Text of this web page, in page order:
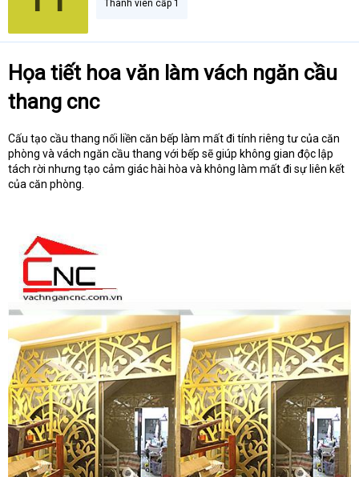
Thành viên cấp 1
Họa tiết hoa văn làm vách ngăn cầu
thang cnc
Cấu tạo cầu thang nối liền căn bếp làm mất đi tính riêng tư của căn
phòng và vách ngăn cầu thang với bếp sẽ giúp không gian độc lập
tách rời nhưng tạo cảm giác hài hòa và không làm mất đi sự liên kết
của căn phòng.